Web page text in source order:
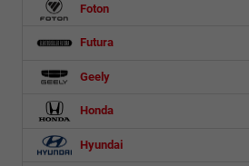
Foton
Futura
Geely
Honda
Hyundai